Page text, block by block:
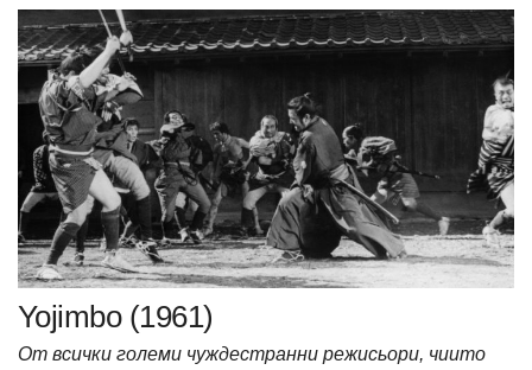
Yojimbo (1961)
От всички големи чуждестранни режисьори, чиито